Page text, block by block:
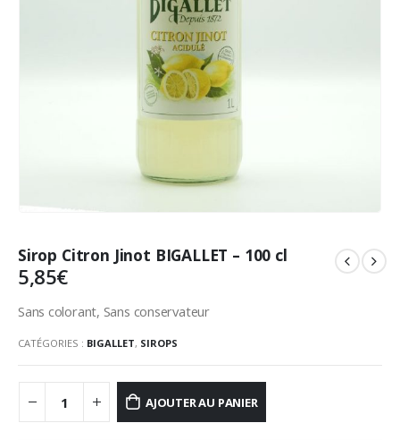
Sirop Citron Jinot BIGALLET – 100 cl
5,85€
Sans colorant, Sans conservateur
CATÉGORIES : BIGALLET, SIROPS
AJOUTER AU PANIER